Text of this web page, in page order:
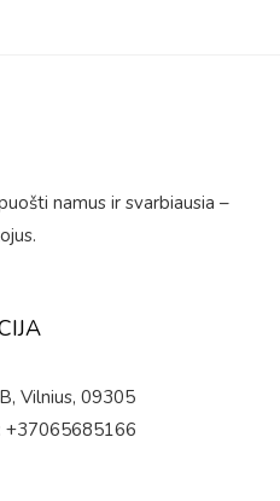
namus ir svarbiausia –
Vilnius, 09305
+37065685166